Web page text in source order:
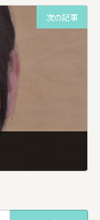
次の記事